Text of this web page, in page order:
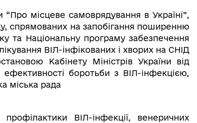
СФЕРА ТУРИСТИЧНИЙ ПОРТАЛ
місцеве самоврядування в Україні”,
спрямованих на запобігання поширенню
та Національну програму забезпечення
ВІЛ-інфікованих і хворих на СНІД
Кабінету Міністрів України від
боротьби з ВІЛ-інфекцією,
міська рада
ВІЛ-інфекції, венеричних